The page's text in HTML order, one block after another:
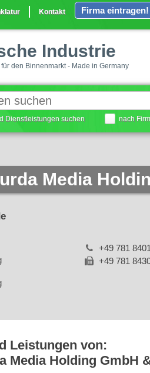
Kontakt Firma eintragen!
Industrie
den Binnenmarkt - Made in Germany
Dienstleistungen suchen nach
Media
+49 781
+49 781
Leistungen von:
Media Holding GmbH